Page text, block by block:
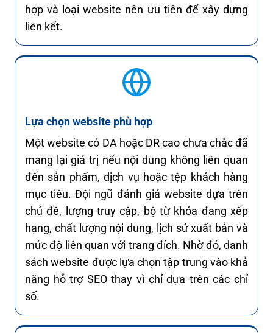
hợp và loại website nên ưu tiên để xây dựng
liên kết.
Lựa chọn website phù hợp
Một website có DA hoặc DR cao chưa chắc đã
mang lại giá trị nếu nội dung không liên quan
đến sản phẩm, dịch vụ hoặc tệp khách hàng
mục tiêu. Đội ngũ đánh giá website dựa trên
chủ đề, lượng truy cập, bộ từ khóa đang xếp
hạng, chất lượng nội dung, lịch sử xuất bản và
mức độ liên quan với trang đích. Nhờ đó, danh
sách website được lựa chọn tập trung vào khả
năng hỗ trợ SEO thay vì chỉ dựa trên các chỉ
số.